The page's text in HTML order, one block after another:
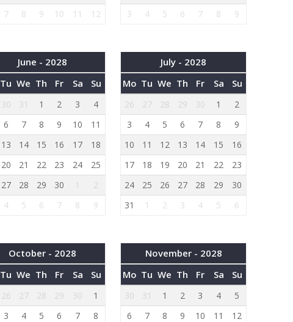
7 8 9 10 11 12
3
4 5 6 7 8 9
June - 2028
Tu We Th Fr Sa Su
30 31 1 2 3
4
6 7 8 9 10
11
13 14 15 16 17
18
20 21 22 23 24
25
27 28 29 30 1
2
4 5 6 7 8 9
July - 2028
Mo Tu We Th Fr Sa Su
26 27 28 29 30 1
2
3
4 5 6 7 8
9
10
11 12 13 14 15
16
17
18 19 20 21 22
23
24
25 26 27 28 29
30
31
1 2 3 4 5 6
October - 2028
Tu We Th Fr Sa Su
26 27 28 29 30
1
3 4 5 6 7
8
November - 2028
Mo Tu We Th Fr Sa Su
30 31 1 2 3 4
5
6
7 8 9 10 11
12